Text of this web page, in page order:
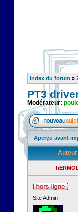
Index du forum »
PT3
Modérateur:
Aperçu avant
Auteur
Site Admin